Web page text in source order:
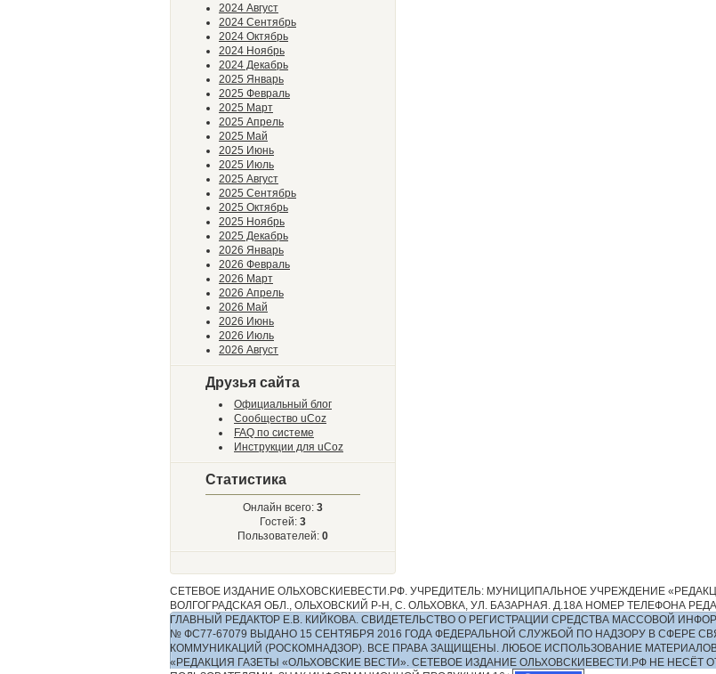
2024 Август
2024 Сентябрь
2024 Октябрь
2024 Ноябрь
2024 Декабрь
2025 Январь
2025 Февраль
2025 Март
2025 Апрель
2025 Май
2025 Июнь
2025 Июль
2025 Август
2025 Сентябрь
2025 Октябрь
2025 Ноябрь
2025 Декабрь
2026 Январь
2026 Февраль
2026 Март
2026 Апрель
2026 Май
2026 Июнь
2026 Июль
2026 Август
Друзья сайта
Официальный блог
Сообщество uCoz
FAQ по системе
Инструкции для uCoz
Статистика
Онлайн всего: 3
Гостей: 3
Пользователей: 0
СЕТЕВОЕ ИЗДАНИЕ ОЛЬХОВСКИЕВЕСТИ.РФ. УЧРЕДИТЕЛЬ: МУНИЦИПАЛЬНОЕ УЧРЕЖДЕНИЕ
ВОЛГОГРАДСКАЯ ОБЛ., ОЛЬХОВСКИЙ Р-Н, С. ОЛЬХОВКА, УЛ. БАЗАРНАЯ. Д.18А НОМЕР ТЕЛЕФОНА
ГЛАВНЫЙ РЕДАКТОР Е.В. КИЙКОВА. СВИДЕТЕЛЬСТВО О РЕГИСТРАЦИИ СРЕДСТВА МАССОВОЙ
№ ФС77-67079 ВЫДАНО 15 СЕНТЯБРЯ 2016 ГОДА ФЕДЕРАЛЬНОЙ СЛУЖБОЙ ПО НАДЗОРУ В
КОММУНИКАЦИЙ (РОСКОМНАДЗОР). ВСЕ ПРАВА ЗАЩИЩЕНЫ. ЛЮБОЕ ИСПОЛЬЗОВАНИЕ
«РЕДАКЦИЯ ГАЗЕТЫ «ОЛЬХОВСКИЕ ВЕСТИ». СЕТЕВОЕ ИЗДАНИЕ ОЛЬХОВСКИЕВЕСТИ.РФ НЕ